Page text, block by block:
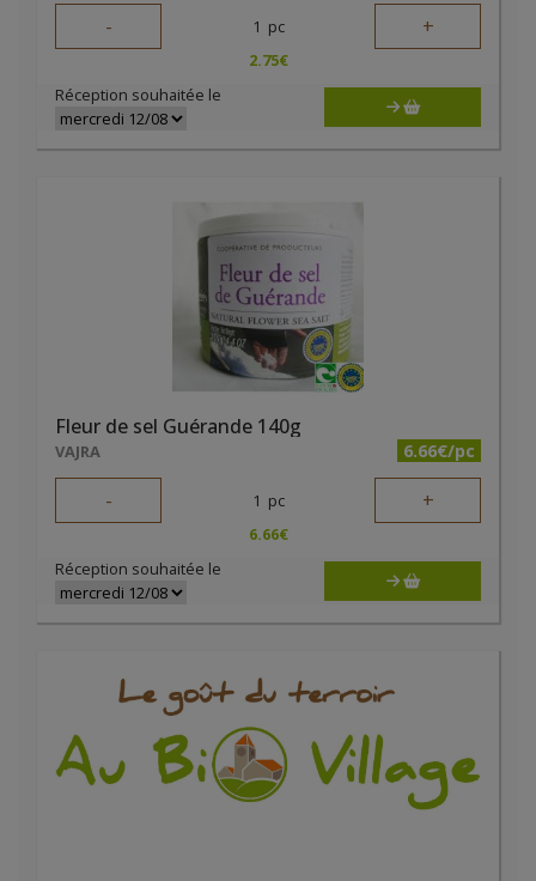
- 1 pc +
2.75€
Réception souhaitée le
Fleur de sel Guérande 140g
VAJRA 6.66€/pc
- 1 pc +
6.66€
Réception souhaitée le